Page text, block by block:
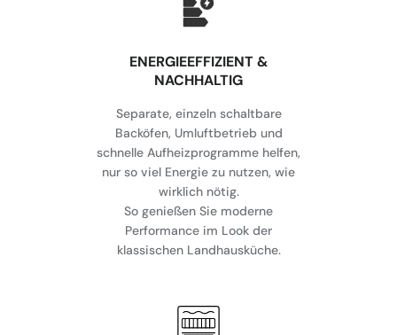
⁠ENERGIEEFFIZIENT &
NACHHALTIG
Separate, einzeln schaltbare
Backöfen, Umluftbetrieb und
schnelle Aufheizprogramme helfen,
nur so viel Energie zu nutzen, wie
wirklich nötig.
So genießen Sie moderne
Performance im Look der
klassischen Landhausküche.